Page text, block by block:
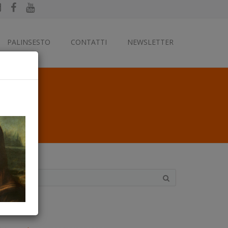
PALINSESTO CONTATTI NEWSLETTER